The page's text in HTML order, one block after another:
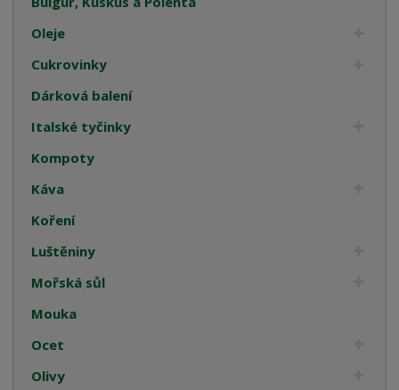
Oleje
Cukrovinky
Dárková balení
Italské tyčinky
Kompoty
Káva
Koření
Luštěniny
Mořská sůl
Mouka
Ocet
Olivy